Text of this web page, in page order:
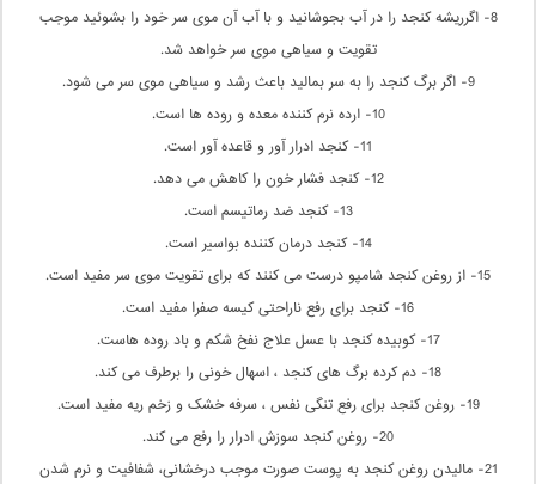
8- اگرریشه کنجد را در آب بجوشانید و با آب آن موی سر خود را بشوئید موجب
تقویت و سیاهی موی سر خواهد شد.
9- اگر برگ کنجد را به سر بمالید باعث رشد و سیاهی موی سر می شود.
10- ارده نرم کننده معده و روده ها است.
11- کنجد ادرار آور و قاعده آور است.
12- کنجد فشار خون را کاهش می دهد.
13- کنجد ضد رماتیسم است.
14- کنجد درمان کننده بواسیر است.
15- از روغن کنجد شامپو درست می کنند که برای تقویت موی سر مفید است.
16- کنجد برای رفع ناراحتی کیسه صفرا مفید است.
17- کوبیده کنجد با عسل علاج نفخ شکم و باد روده هاست.
18- دم کرده برگ های کنجد ، اسهال خونی را برطرف می کند.
19- روغن کنجد برای رفع تنگی نفس ، سرفه خشک و زخم ریه مفید است.
20- روغن کنجد سوزش ادرار را رفع می کند.
21- مالیدن روغن کنجد به پوست صورت موجب درخشانی، شفافیت و نرم شدن